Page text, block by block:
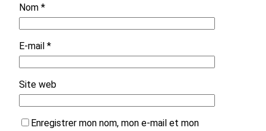
Nom *
E-mail *
Site web
Enregistrer mon nom, mon e-mail et mon